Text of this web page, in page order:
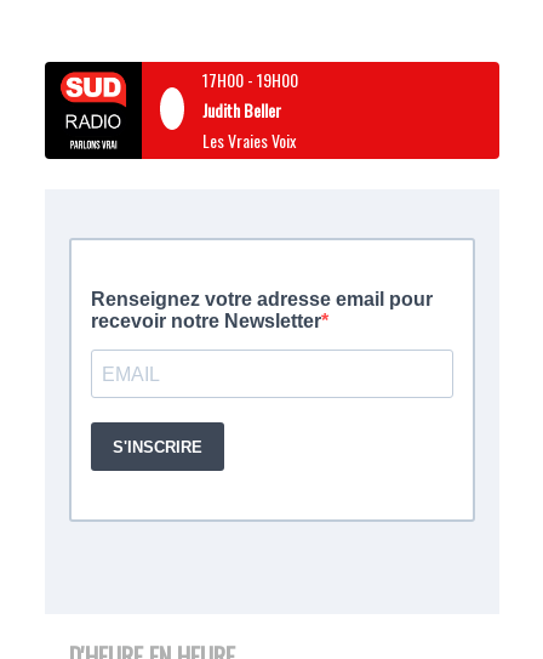
17H00-19H00
Judith Beller
Les Vraies Voix